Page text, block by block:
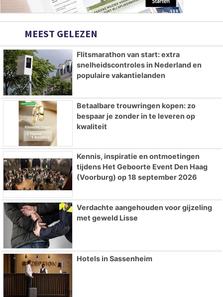
MEEST GELEZEN
Flitsmarathon van start: extra
snelheidscontroles in Nederland en
populaire vakantielanden
Betaalbare trouwringen kopen: zo
bespaar je zonder in te leveren op
kwaliteit
Kennis, inspiratie en ontmoetingen
tijdens Het Geboorte Event Den Haag
(Voorburg) op 18 september 2026
Verdachte aangehouden voor gijzeling
met geweld Lisse
Hotels in Sassenheim